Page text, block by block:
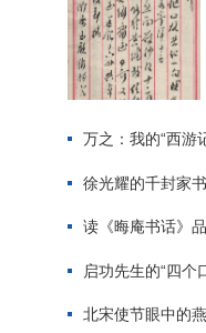
万之：我的“西游
徐光耀的千封家
读《晦庵书话》
启功先生的“四个
北宋使节眼中的